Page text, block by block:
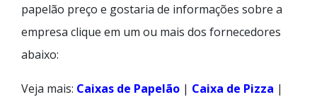
papelão preço e gostaria de informações sobre a
empresa clique em um ou mais dos fornecedores
abaixo:
Veja mais: Caixas de Papelão | Caixa de Pizza |